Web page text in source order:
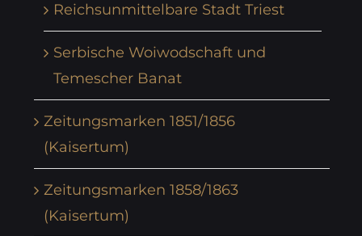
Reichsunmittelbare Stadt Triest
Serbische Woiwodschaft und
Temescher Banat
Zeitungsmarken 1851/1856
(Kaisertum)
Zeitungsmarken 1858/1863
(Kaisertum)